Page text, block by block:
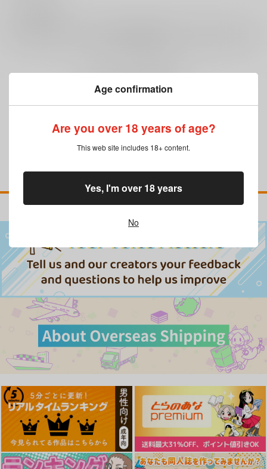
Age confirmation
Are you over 18 years of age?
This web site includes 18+ content.
No
Yes, I'm over 18 years